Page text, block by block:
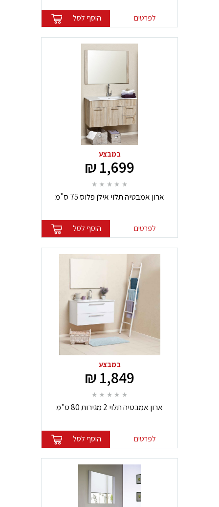
לפרטים הוסף לסל
במבצע
1,699 ₪
ארון אמבטיה תלוי אילן פלוס 75 ס"מ
לפרטים הוסף לסל
במבצע
1,849 ₪
ארון אמבטיה תלוי 2 מגירות 80 ס"מ
לפרטים הוסף לסל